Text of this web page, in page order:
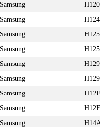
Samsung
Samsung
Samsung
Samsung
Samsung
Samsung
Samsung
Samsung
Samsung